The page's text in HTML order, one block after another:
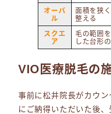
オーバ
ル
面積を狭
整える
スクエ
ア
毛の範囲
した台形
VIO医療脱毛の
事前に松井院長がカウ
にご納得いただいた後